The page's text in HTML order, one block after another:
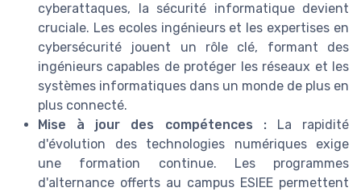
cyberattaques, la sécurité informatique devient
cruciale. Les ecoles ingénieurs et les expertises en
cybersécurité jouent un rôle clé, formant des
ingénieurs capables de protéger les réseaux et les
systèmes informatiques dans un monde de plus en
plus connecté.
Mise à jour des compétences :La rapidité
d'évolution des technologies numériques exige
une formation continue. Les programmes
d'alternance offerts au campus ESIEE permettent